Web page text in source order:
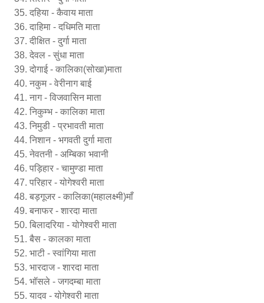
दहिया - कैवाय माता
दाहिमा - दधिमति माता
दीक्षित - दुर्गा माता
देवल - सुंधा माता
दोगाई - कालिका(सोखा)माता
नकुम - वेरीनाग बाई
नाग - विजवासिन माता
निकुम्भ - कालिका माता
निमुडी - प्रभावती माता
निशान - भगवती दुर्गा माता
नेवतनी - अम्बिका भवानी
पड़िहार - चामुण्डा माता
परिहार - योगेश्वरी माता
बड़गूजर - कालिका(महालक्ष्मी)माँ
बनाफर - शारदा माता
बिलादरिया - योगेश्वरी माता
बैस - कालका माता
भाटी - स्वांगिया माता
भारदाज - शारदा माता
भॉसले - जगदम्बा माता
यादव - योगेश्वरी माता